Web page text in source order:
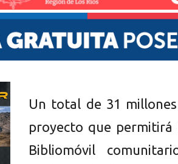
Un total de 31
proyecto que permitirá
Bibliomóvil